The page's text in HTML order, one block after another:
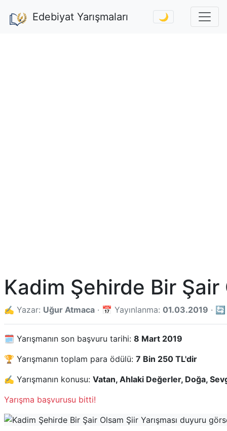
Edebiyat Yarışmaları 🌙
Kadim Şehirde Bir Şair
✍️ Yazar: Uğur Atmaca · 📅 Yayınlanma: 01.03.2019 ·
🗓️ Yarışmanın son başvuru tarihi: 8 Mart 2019
🏆 Yarışmanın toplam para ödülü: 7 Bin 250 TL'dir
✍️ Yarışmanın konusu: Vatan, Ahlaki Değerler, Doğa,
Yarışma başvurusu bitti!